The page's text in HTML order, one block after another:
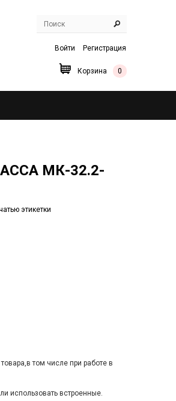
Войти Регистрация
Корзина 0
этикетки
том числе при работе в
использовать встроенные.